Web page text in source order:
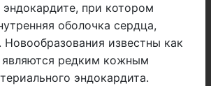
при котором
оболочка сердца,
. Новообразования известны как
редким кожным
эндокардита.